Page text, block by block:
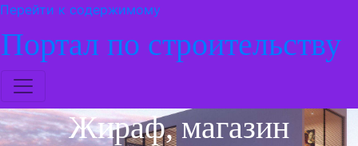
Перейти к содержимому
Портал по строительству
Жираф, магазин